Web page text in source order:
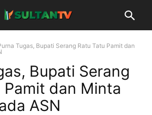
Tugas, Bupati Serang Ratu Tatu Pamit dan
Bupati Serang
Pamit dan Minta
ASN